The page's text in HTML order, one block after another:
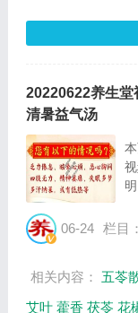
20220622养生堂
清暑益气汤
06-24 栏目
相关内容： 五苓
艾叶 藿香 茯苓 花